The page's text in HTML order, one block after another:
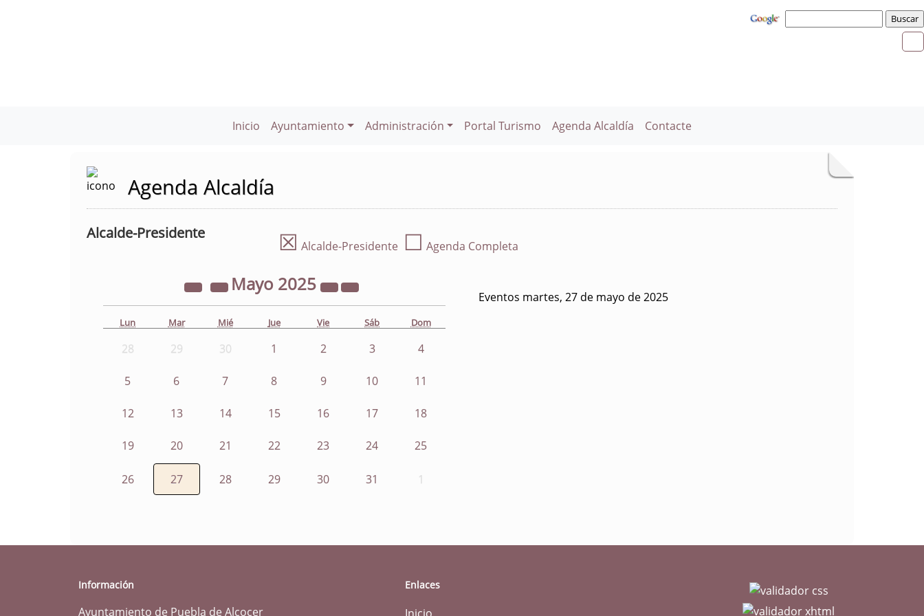
Inicio Ayuntamiento Administración Portal Turismo Agenda Alcaldía Contacte
Agenda Alcaldía
Alcalde-Presidente ☒ Alcalde-Presidente ☐ Agenda Completa
Mayo 2025
Lun Mar Mié Jue Vie Sáb Dom
28 29 30 1 2 3 4
5 6 7 8 9 10 11
12 13 14 15 16 17 18
19 20 21 22 23 24 25
26 27 28 29 30 31 1
Eventos martes, 27 de mayo de 2025
Información
Ayuntamiento de Puebla de Alcocer
Enlaces